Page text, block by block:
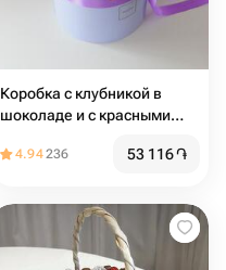
Коробка с клубникой в
шоколаде и с красными
4.94236 53 116֏